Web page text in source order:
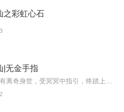
之彩虹心石
|无金手指